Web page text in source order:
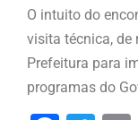
O intuito do
visita técnica, de
Prefeitura para
programas do